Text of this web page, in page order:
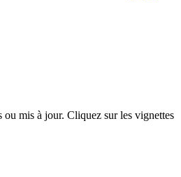
mis à jour. Cliquez sur les vignettes